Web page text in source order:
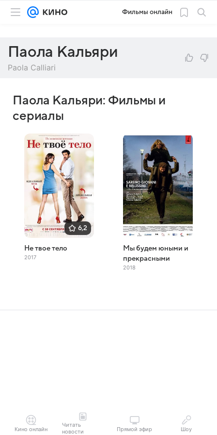
Фильмы онлайн
Паола Кальяри
Paola Calliari
Паола Кальяри: Фильмы и
сериалы
6,2
Не твое тело
2017
Мы будем юными и
прекрасными
2018
Кино онлайн
Читать
новости
Прямой эфир Шоу